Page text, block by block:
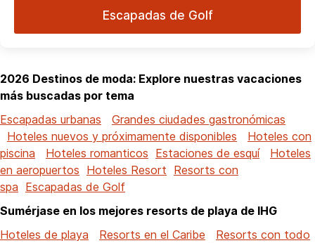
Escapadas de Golf
2026 Destinos de moda: Explore nuestras vacaciones
más buscadas por tema
Escapadas urbanas
Grandes ciudades gastronómicas
Hoteles nuevos y próximamente disponibles
Hoteles con
piscina
Hoteles romanticos Estaciones de esquí
Hoteles
en aeropuertos Hoteles Resort Resorts con
spa Escapadas de Golf
Sumérjase en los mejores resorts de playa de IHG
Hoteles de playa
Resorts en el Caribe
Resorts con todo